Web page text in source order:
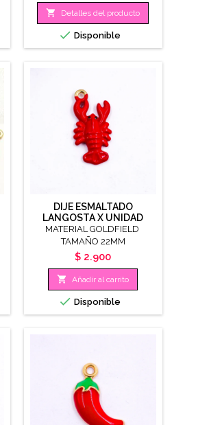
 Detalles del producto
 Disponible
DIJE ESMALTADO
LANGOSTA X UNIDAD
MATERIAL GOLDFIELD
TAMAÑO 22MM
Precio
$ 2.900
 Añadir al carrito
 Disponible